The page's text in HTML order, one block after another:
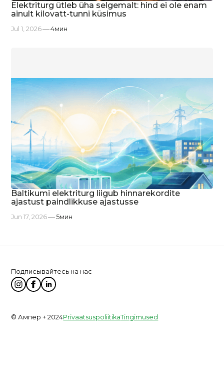
Elektriturg ütleb üha selgemalt: hind ei ole enam
ainult kilovatt-tunni küsimus
Jul 1, 2026 4мин
Baltikumi elektriturg liigub hinnarekordite
ajastust paindlikkuse ajastusse
Jun 17, 2026 5мин
Подписывайтесь на нас
© Ампер + 2024PrivaatsuspoliitikaTingimused